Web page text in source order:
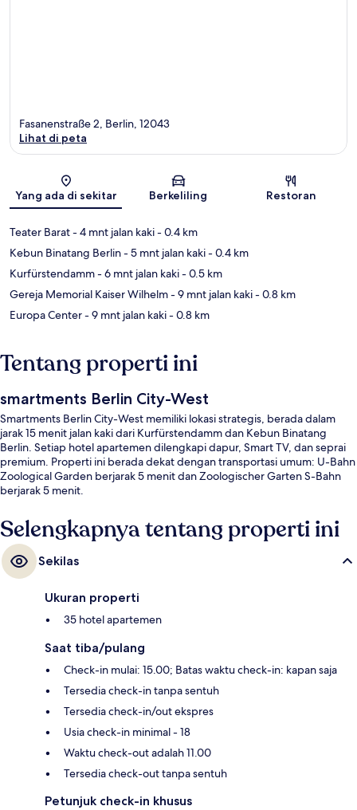
Peta
Fasanenstraße 2, Berlin, 12043
Lihat di peta
Yang ada di sekitar Berkeliling Restoran
Teater Barat- 4 mnt jalan kaki- 0.4 km
Kebun Binatang Berlin- 5 mnt jalan kaki- 0.4 km
Kurfürstendamm- 6 mnt jalan kaki- 0.5 km
Gereja Memorial Kaiser Wilhelm- 9 mnt jalan kaki- 0.8 km
Europa Center- 9 mnt jalan kaki- 0.8 km
Tentang properti ini
smartments Berlin City-West
Smartments Berlin City-West memiliki lokasi strategis, berada dalam
jarak 15 menit jalan kaki dari Kurfürstendamm dan Kebun Binatang
Berlin. Setiap hotel apartemen dilengkapi dapur, Smart TV, dan seprai
premium. Properti ini berada dekat dengan transportasi umum: U-Bahn
Zoological Garden berjarak 5 menit dan Zoologischer Garten S-Bahn
berjarak 5 menit.
Selengkapnya tentang properti ini
Sekilas
Ukuran properti
35 hotel apartemen
Saat tiba/pulang
Check-in mulai: 15.00; Batas waktu check-in: kapan saja
Tersedia check-in tanpa sentuh
Tersedia check-in/out ekspres
Usia check-in minimal - 18
Waktu check-out adalah 11.00
Tersedia check-out tanpa sentuh
Petunjuk check-in khusus